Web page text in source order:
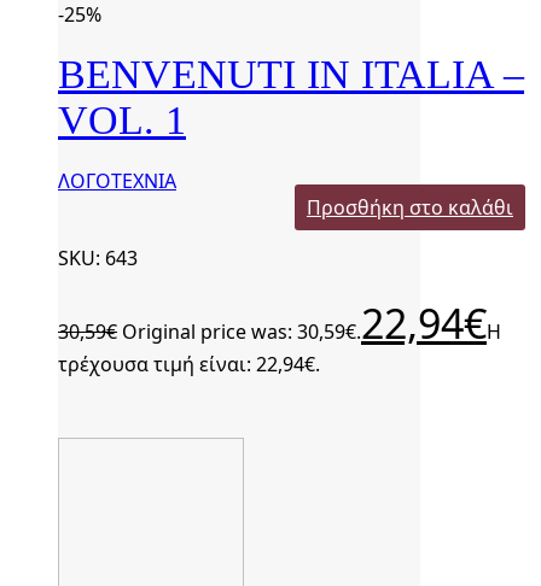
-25%
BENVENUTI IN ITALIA –
VOL. 1
ΛΟΓΟΤΕΧΝΙΑ
Προσθήκη στο καλάθι
SKU: 643
30,59€ Original price was: 30,59€.22,94€Η
τρέχουσα τιμή είναι: 22,94€.